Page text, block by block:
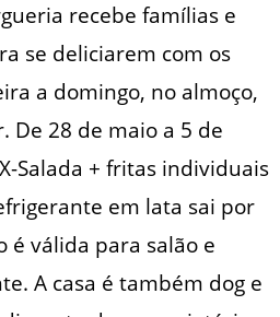
recebe famílias e
se deliciarem com os
a domingo, no almoço,
De 28 de maio a 5 de
Salada + fritas individuais
em lata sai por
é válida para salão e
A casa é também dog e